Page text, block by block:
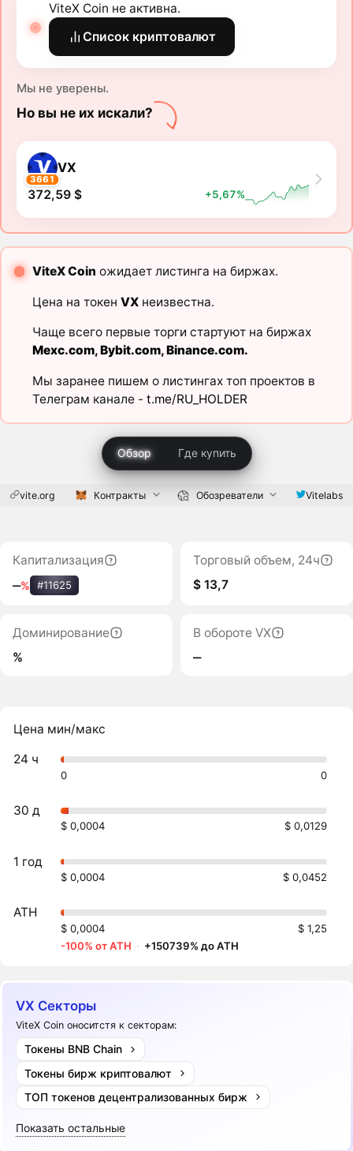
ViteX Coin не активна.
Список криптовалют
Мы не уверены.
Но вы не их искали?
3661
VX
372,59 $ +5,67%
ViteX Coin ожидает листинга на биржах.
Цена на токен VXнеизвестна.
Чаще всего первые торги стартуют на биржах
Mexc.com,Bybit.com,Binance.com.
Мы заранее пишем о листингах топ проектов в
Телеграм канале - t.me/RU_HOLDER
Обзор Где купить
vite.org Контракты Обозреватели Vitelabs
Капитализация
‒% #11625
Торговый объем, 24ч
$ 13,7
Доминирование
%
В обороте VX
‒
Цена мин/макс
24 ч
0 0
30 д
$ 0,0004 $ 0,0129
1 год
$ 0,0004 $ 0,0452
ATH
$ 0,0004
$ 1,25
-100% от ATH · +150739% до ATH
VX Секторы
ViteX Coin оноситстя к секторам:
Токены BNB Chain
Токены бирж криптовалют
ТОП токенов децентрализованных бирж
Показать остальные